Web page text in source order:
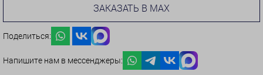
ЗАКАЗАТЬ В MAX
Поделиться:
Напишите нам в мессенджеры: